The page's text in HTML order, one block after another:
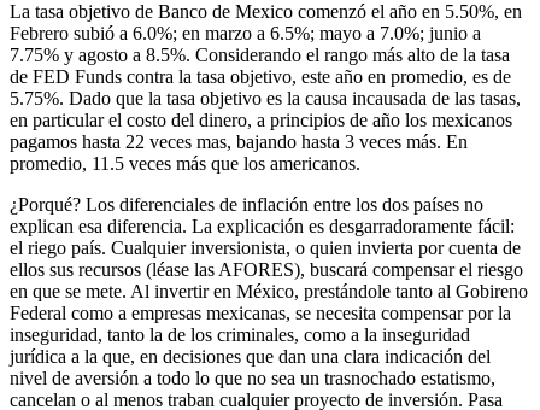
La tasa objetivo de Banco de Mexico comenzó el año en 5.50%, en
Febrero subió a 6.0%; en marzo a 6.5%; mayo a 7.0%; junio a
7.75% y agosto a 8.5%. Considerando el rango más alto de la tasa
de FED Funds contra la tasa objetivo, este año en promedio, es de
5.75%. Dado que la tasa objetivo es la causa incausada de las tasas,
en particular el costo del dinero, a principios de año los mexicanos
pagamos hasta 22 veces mas, bajando hasta 3 veces más. En
promedio, 11.5 veces más que los americanos.
¿Porqué? Los diferenciales de inflación entre los dos países no
explican esa diferencia. La explicación es desgarradoramente fácil:
el riego país. Cualquier inversionista, o quien invierta por cuenta de
ellos sus recursos (léase las AFORES), buscará compensar el riesgo
en que se mete. Al invertir en México, prestándole tanto al Gobireno
Federal como a empresas mexicanas, se necesita compensar por la
inseguridad, tanto la de los criminales, como a la inseguridad
jurídica a la que, en decisiones que dan una clara indicación del
nivel de aversión a todo lo que no sea un trasnochado estatismo,
cancelan o al menos traban cualquier proyecto de inversión. Pasa